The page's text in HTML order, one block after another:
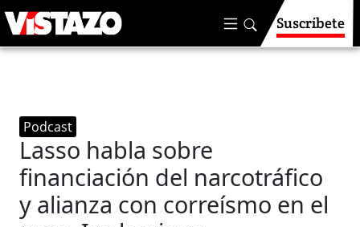
Suscríbete
Podcast
Lasso habla sobre
financiación del narcotráfico
y alianza con correísmo en el